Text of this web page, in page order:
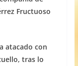
Fructuoso
atacado con
tras lo